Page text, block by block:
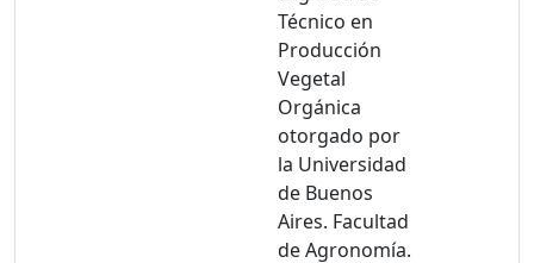
Técnico en
Producción
Vegetal
Orgánica
otorgado por
la Universidad
de Buenos
Aires. Facultad
de Agronomía.